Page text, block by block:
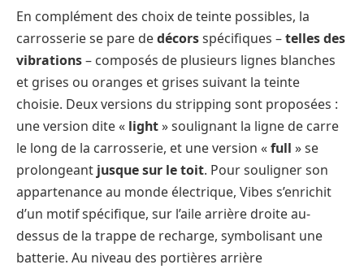
En complément des choix de teinte possibles, la
carrosserie se pare dedécorsspécifiques –telles des
vibrations– composés de plusieurs lignes blanches
et grises ou oranges et grises suivant la teinte
choisie. Deux versions du stripping sont proposées :
une version dite « light» soulignant la ligne de carre
le long de la carrosserie, et une version «full » se
prolongeant jusque sur le toit. Pour souligner son
appartenance au monde électrique, Vibes s’enrichit
d’un motif spécifique, sur l’aile arrière droite au-
dessus de la trappe de recharge, symbolisant une
batterie. Au niveau des portières arrière